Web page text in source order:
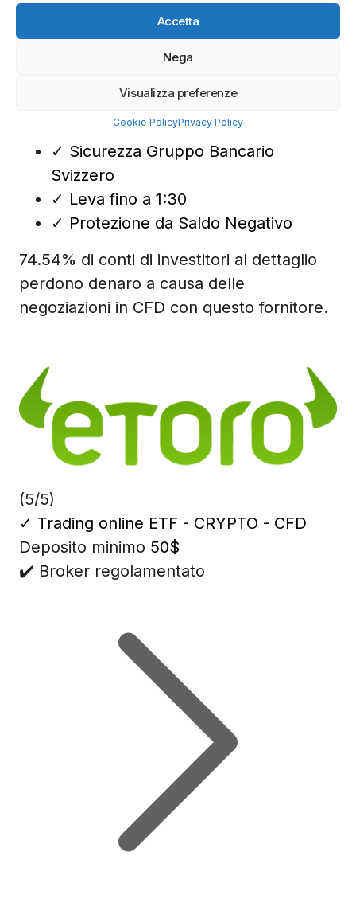
Accetta
Nega
Visualizza preferenze
Cookie PolicyPrivacy Policy
✓ Sicurezza Gruppo Bancario
Svizzero
✓ Leva fino a 1:30
✓ Protezione da Saldo Negativo
74.54% di conti di investitori al dettaglio
perdono denaro a causa delle
negoziazioni in CFD con questo fornitore.
(5/5)
✓ Trading online ETF - CRYPTO - CFD
Deposito minimo 50$
✔️ Broker regolamentato